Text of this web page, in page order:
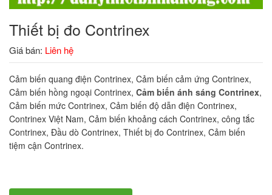
Thiết bị đo Contrinex
Giá bán: Liên hệ
Cảm biến quang điện Contrinex, Cảm biến cảm ứng Contrinex,
Cảm biến hồng ngoại Contrinex, Cảm biến ánh sáng Contrinex,
Cảm biến mức Contrinex, Cảm biến độ dẫn điện Contrinex,
Contrinex Việt Nam, Cảm biến khoảng cách Contrinex, công tắc
Contrinex, Đầu dò Contrinex, Thiết bị đo Contrinex, Cảm biến
tiệm cận Contrinex.